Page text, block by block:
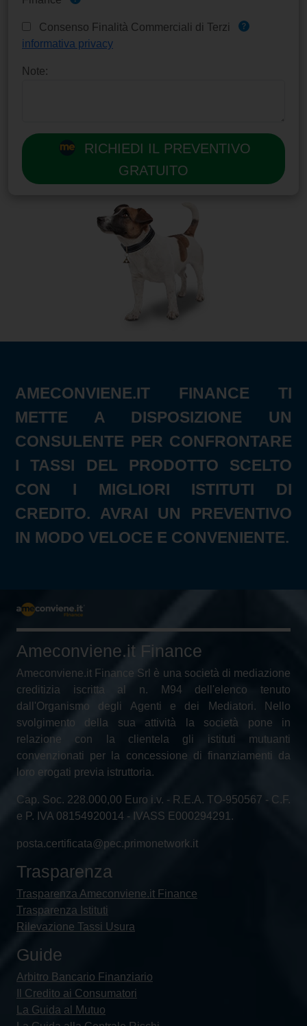
Consenso Finalità Commerciali di Terzi
informativa privacy
Note:
RICHIEDI IL PREVENTIVO
GRATUITO
AMECONVIENE.IT FINANCE TI
METTE A DISPOSIZIONE UN
CONSULENTE PER CONFRONTARE
I TASSI DEL PRODOTTO SCELTO
CON I MIGLIORI ISTITUTI DI
CREDITO. AVRAI UN PREVENTIVO
IN MODO VELOCE E CONVENIENTE.
Ameconviene.it Finance
Ameconviene.it Finance Srl è una società di mediazione
creditizia iscritta al n. M94 dell'elenco tenuto
dall'Organismo degli Agenti e dei Mediatori. Nello
svolgimento della sua attività la società pone in
relazione con la clientela gli istituti mutuanti
convenzionati per la concessione di finanziamenti da
loro erogati previa istruttoria.
Cap. Soc. 228.000,00 Euro i.v. - R.E.A. TO-950567 - C.F.
e P. IVA 08154920014 - IVASS E000294291.
posta.certificata@pec.primonetwork.it
Trasparenza
Trasparenza Ameconviene.it Finance
Trasparenza Istituti
Rilevazione Tassi Usura
Guide
Arbitro Bancario Finanziario
Il Credito ai Consumatori
La Guida al Mutuo